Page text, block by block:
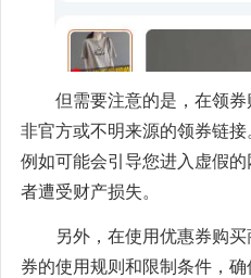
但需要注意的是，在领
非官方或不明来源的领券链接
例如可能会引导您进入虚假
者遭受财产损失。
另外，在使用优惠券购
券的使用规则和限制条件，确